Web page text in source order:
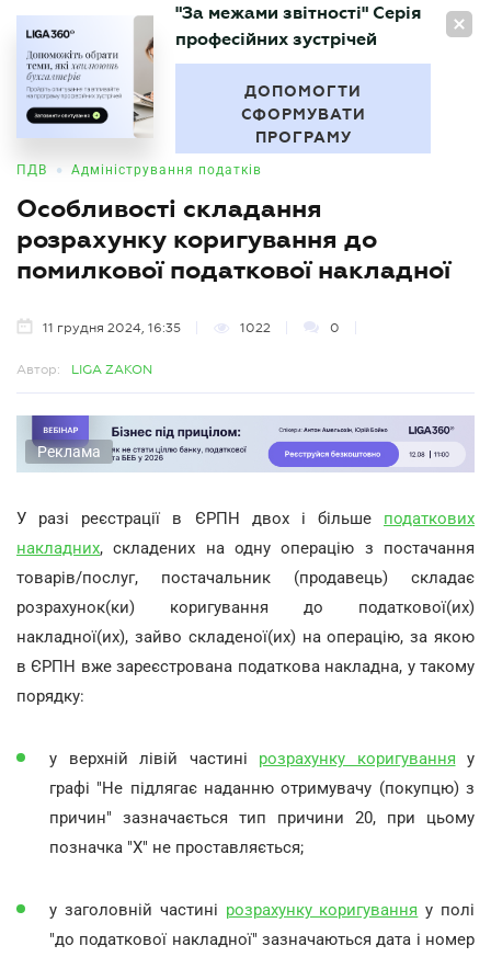
UA
БУХГАЛТЕР
"За межами звітності" Серія
професійних зустрічей
ДОПОМОГТИ
СФОРМУВАТИ
ПРОГРАМУ
ПДВ • Адміністрування податків
Особливості складання
розрахунку коригування до
помилкової податкової накладної
11 грудня 2024, 16:35 1022 0
Автор: LIGA ZAKON
Реклама
У разі реєстрації в ЄРПН двох і більше податкових
накладних, складених на одну операцію з постачання
товарів/послуг, постачальник (продавець) складає
розрахунок(ки) коригування до податкової(их)
накладної(их), зайво складеної(их) на операцію, за якою
в ЄРПН вже зареєстрована податкова накладна, у такому
порядку:
у верхній лівій частині розрахунку коригування у
графі "Не підлягає наданню отримувачу (покупцю) з
причин" зазначається тип причини 20, при цьому
позначка "Х" не проставляється;
у заголовній частині розрахунку коригування у полі
"до податкової накладної" зазначаються дата і номер